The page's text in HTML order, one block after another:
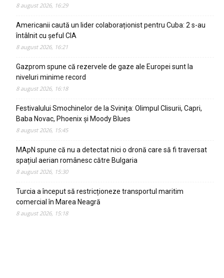
8 august 2026, 16:29
Americanii caută un lider colaboraționist pentru Cuba: 2 s-au
întâlnit cu șeful CIA
8 august 2026, 16:21
Gazprom spune că rezervele de gaze ale Europei sunt la
niveluri minime record
8 august 2026, 16:18
Festivalului Smochinelor de la Svinița: Olimpul Clisurii, Capri,
Baba Novac, Phoenix și Moody Blues
8 august 2026, 15:45
MApN spune că nu a detectat nici o dronă care să fi traversat
spațiul aerian românesc către Bulgaria
8 august 2026, 15:30
Turcia a început să restricționeze transportul maritim
comercial în Marea Neagră
8 august 2026, 15:18